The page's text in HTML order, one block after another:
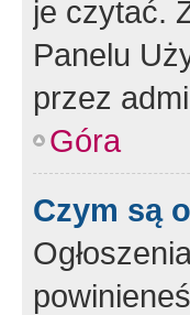
je czytać.
Panelu
przez
Góra
Czym są